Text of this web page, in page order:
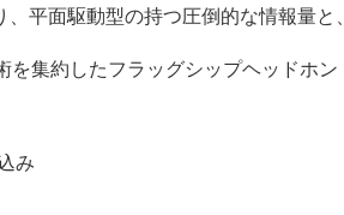
、平面駆動型の持つ圧倒的な情報量
を集約したフラッグシップヘッドホン
み